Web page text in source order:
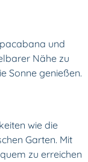
und
Nähe zu
Sonne genießen.
wie die
Garten. Mit
zu erreichen